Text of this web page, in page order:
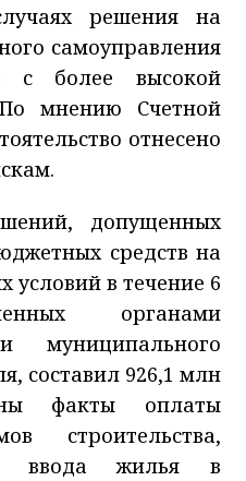
решения на
самоуправления
с более высокой
мнению Счетной
отнесено
допущенных
средств на
в течение 6
органами
муниципального
составил 926,1 млн
факты оплаты
строительства,
ввода жилья в